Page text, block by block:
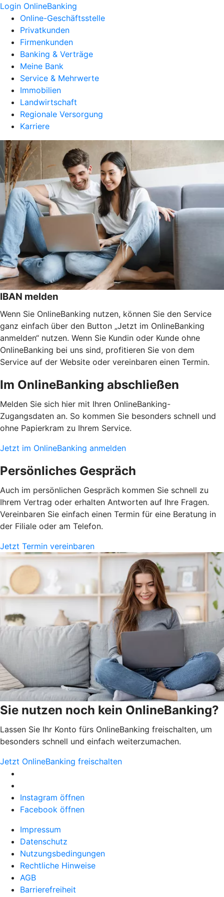
Login OnlineBanking
Online-Geschäftsstelle
Privatkunden
Firmenkunden
Banking & Verträge
Meine Bank
Service & Mehrwerte
Immobilien
Landwirtschaft
Regionale Versorgung
Karriere
IBAN melden
Wenn Sie OnlineBanking nutzen, können Sie den Service
ganz einfach über den Button „Jetzt im OnlineBanking
anmelden“ nutzen. Wenn Sie Kundin oder Kunde ohne
OnlineBanking bei uns sind, profitieren Sie von dem
Service auf der Website oder vereinbaren einen Termin.
Im OnlineBanking abschließen
Melden Sie sich hier mit Ihren OnlineBanking-
Zugangsdaten an. So kommen Sie besonders schnell und
ohne Papierkram zu Ihrem Service.
Jetzt im OnlineBanking anmelden
Persönliches Gespräch
Auch im persönlichen Gespräch kommen Sie schnell zu
Ihrem Vertrag oder erhalten Antworten auf Ihre Fragen.
Vereinbaren Sie einfach einen Termin für eine Beratung in
der Filiale oder am Telefon.
Jetzt Termin vereinbaren
Sie nutzen noch kein OnlineBanking?
Lassen Sie Ihr Konto fürs OnlineBanking freischalten, um
besonders schnell und einfach weiterzumachen.
Jetzt OnlineBanking freischalten
Instagram öffnen
Facebook öffnen
Impressum
Datenschutz
Nutzungsbedingungen
Rechtliche Hinweise
AGB
Barrierefreiheit